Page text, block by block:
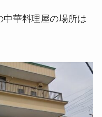
中華料理屋の場所は